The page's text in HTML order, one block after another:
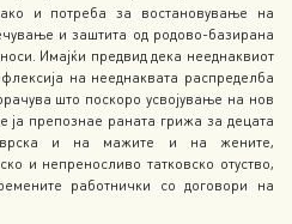
и потреба за востановување на
и заштита од родово-базирана
Имајќи предвид дека нееднаквиот
на нееднаквата распределба
што поскоро усвојување на нов
ја препознае раната грижа за децата
и на мажите и на жените,
и непреносливо татковско отуство,
работнички со договори на